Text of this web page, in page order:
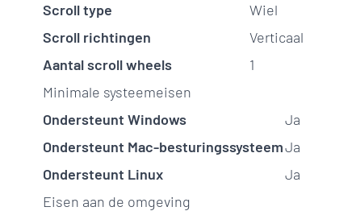
Scroll type
Wiel
Scroll richtingen
Verticaal
Aantal scroll wheels
1
Minimale systeemeisen
Ondersteunt Windows
Ja
Ondersteunt Mac-besturingssysteemJa
Ondersteunt Linux
Ja
Eisen aan de omgeving